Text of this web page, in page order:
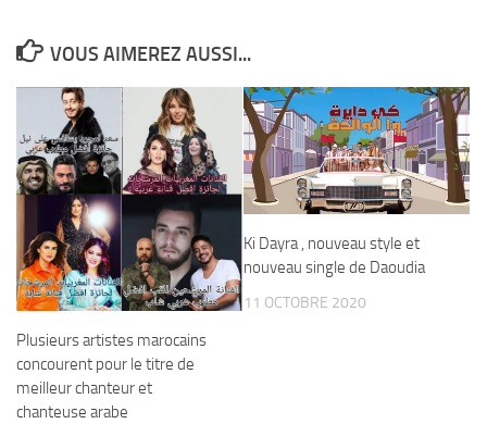
VOUS AIMEREZ AUSSI...
Plusieurs artistes marocains
concourent pour le titre de
meilleur chanteur et
chanteuse arabe
Ki Dayra , nouveau style et
nouveau single de Daoudia
11 OCTOBRE 2020